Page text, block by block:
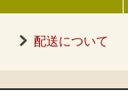
配送について